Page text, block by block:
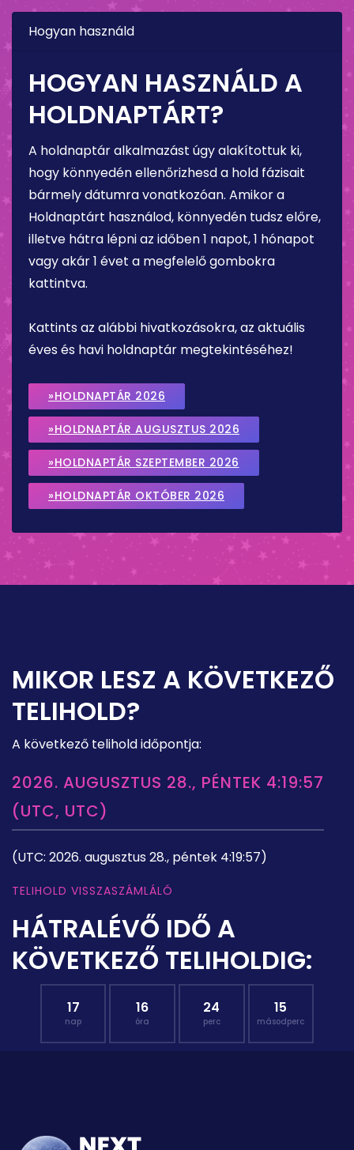
Hogyan használd
HOGYAN HASZNÁLD A
HOLDNAPTÁRT?
A holdnaptár alkalmazást úgy alakítottuk ki,
hogy könnyedén ellenőrizhesd a hold fázisait
bármely dátumra vonatkozóan. Amikor a
Holdnaptárt használod, könnyedén tudsz előre,
illetve hátra lépni az időben 1 napot, 1 hónapot
vagy akár 1 évet a megfelelő gombokra
kattintva.
Kattints az alábbi hivatkozásokra, az aktuális
éves és havi holdnaptár megtekintéséhez!
»HOLDNAPTÁR 2026
»HOLDNAPTÁR AUGUSZTUS 2026
»HOLDNAPTÁR SZEPTEMBER 2026
»HOLDNAPTÁR OKTÓBER 2026
MIKOR LESZ A KÖVETKEZŐ
TELIHOLD?
A következő telihold időpontja:
2026. AUGUSZTUS 28., PÉNTEK 4:19:57
(UTC, UTC)
(UTC: 2026. augusztus 28., péntek 4:19:57)
TELIHOLD VISSZASZÁMLÁLÓ
HÁTRALÉVŐ IDŐ A
KÖVETKEZŐ TELIHOLDIG:
17
nap
16
óra
24
perc
14
másodperc